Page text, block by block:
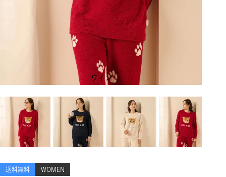
ワイン
送料無料 WOMEN